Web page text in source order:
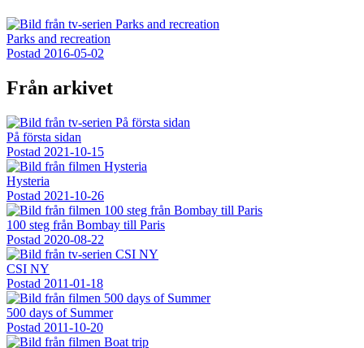
Parks and recreation
Postad 2016-05-02
Från arkivet
På första sidan
Postad 2021-10-15
Hysteria
Postad 2021-10-26
100 steg från Bombay till Paris
Postad 2020-08-22
CSI NY
Postad 2011-01-18
500 days of Summer
Postad 2011-10-20